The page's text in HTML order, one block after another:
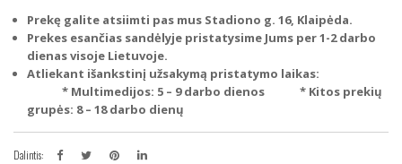
Prekę galite atsiimti pas mus Stadiono g. 16, Klaipėda.
Prekes esančias sandėlyje pristatysime Jums per 1-2 darbo
dienas visoje Lietuvoje.
Atliekant išankstinį užsakymą pristatymo laikas:
* Multimedijos: 5 – 9 darbo dienos * Kitos prekių
grupės: 8 – 18 darbo dienų
Dalintis: